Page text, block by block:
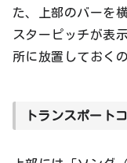
た、上部のバーを
スターピッチが表
所に放置しておく
トランスポート